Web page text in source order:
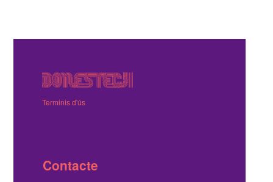
Terminis d'ús
Contacte